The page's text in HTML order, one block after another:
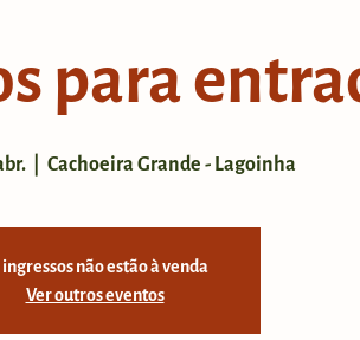
para
Cachoeira Grande - Lagoinha
ingressos não estão à venda
Ver outros eventos